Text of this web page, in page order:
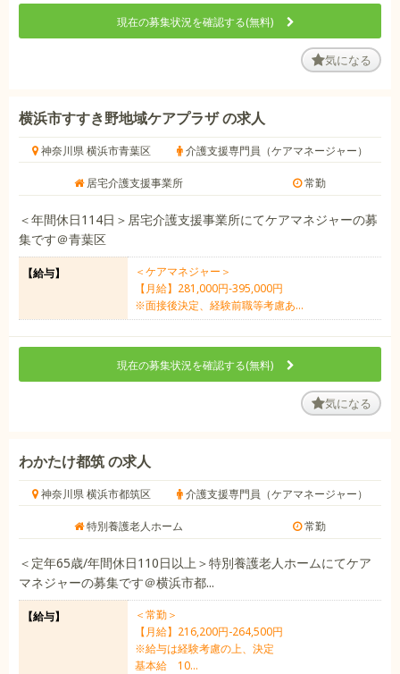
現在の募集状況を確認する(無料)
気になる
横浜市すすき野地域ケアプラザ の求人
神奈川県 横浜市青葉区 介護支援専門員（ケアマネージャー）
居宅介護支援事業所 常勤
＜年間休日114日＞居宅介護支援事業所にてケアマネジャーの募
集です＠青葉区
【給与】
＜ケアマネジャー＞
【月給】281,000円‐395,000円
※面接後決定、経験前職等考慮あ...
現在の募集状況を確認する(無料)
気になる
わかたけ都筑 の求人
神奈川県 横浜市都筑区 介護支援専門員（ケアマネージャー）
特別養護老人ホーム 常勤
＜定年65歳/年間休日110日以上＞特別養護老人ホームにてケア
マネジャーの募集です＠横浜市都...
【給与】
＜常勤＞
【月給】216,200円-264,500円
※給与は経験考慮の上、決定
基本給 10...